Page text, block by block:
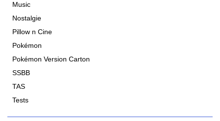
Music
Nostalgie
Pillow n Cine
Pokémon
Pokémon Version Carton
SSBB
TAS
Tests